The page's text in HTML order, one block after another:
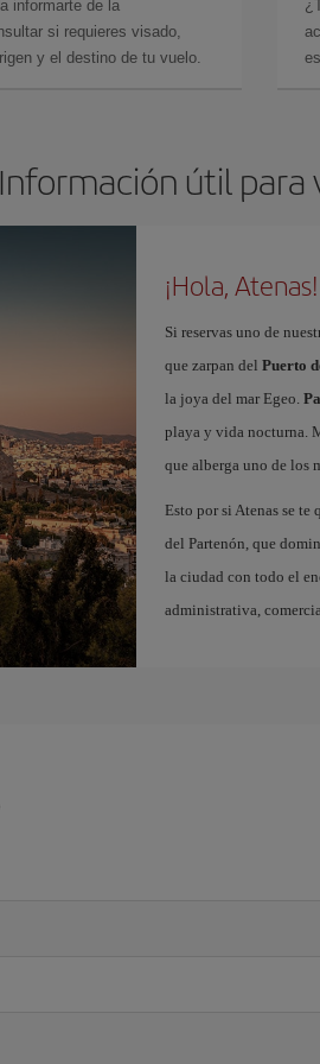
informarte de la
si requieres visado,
y el destino de tu vuelo.
Información útil para
¡Hola, Atenas!
Si reservas uno de
que zarpan del Puerto
la joya del mar Egeo.
playa y vida nocturna.
que alberga uno de los
Esto por si Atenas se
del Partenón, que
la ciudad con todo el
administrativa,